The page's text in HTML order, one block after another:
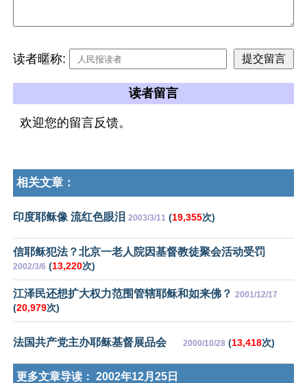
读者暱称:
读者留言
欢迎您的留言反馈。
相关文章：
印度耶稣像 流红色眼泪 2003/3/11 (19,355次)
信耶稣犯法？北京一老人院因基督教徒聚会活动受罚
2002/3/6 (13,220次)
江泽民还想扩大权力范围管辖耶稣和如来佛？ 2001/12/17
(20,979次)
法国共产党主办耶稣基督展品会 2000/10/28 (13,418次)
更多文章导读： 2002年12月25日